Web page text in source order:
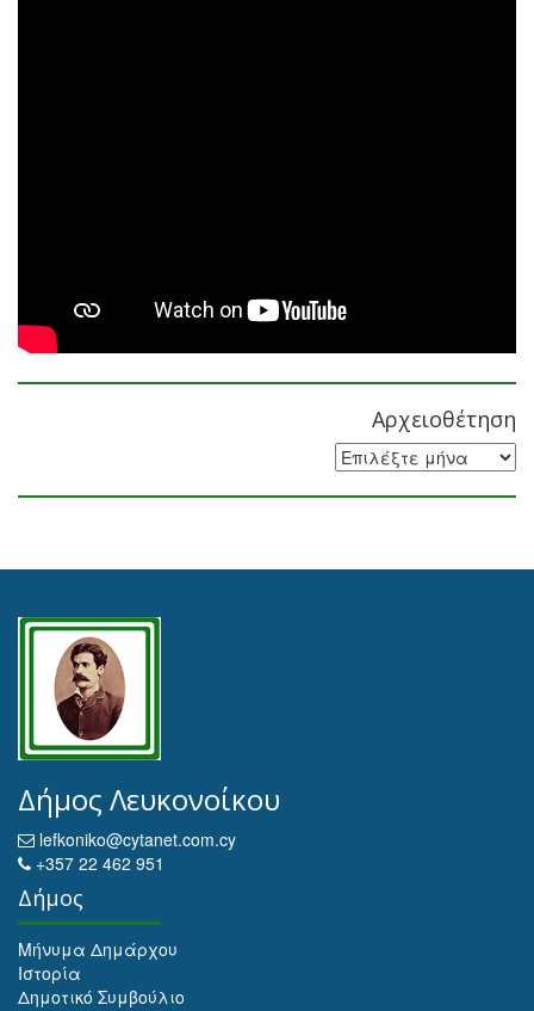
Αρχειοθέτηση
Αρχειοθέτηση
Δήμος Λευκονοίκου
lefkoniko@cytanet.com.cy
+357 22 462 951
Δήμος
Μήνυμα Δημάρχου
Ιστορία
Δημοτικό Συμβούλιο